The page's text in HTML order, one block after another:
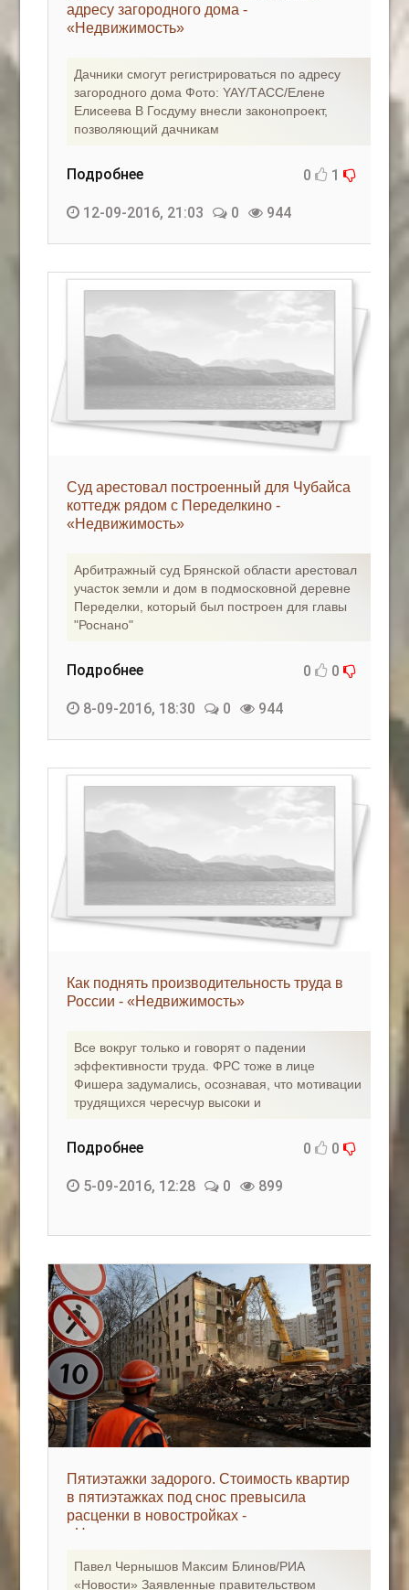
адресу загородного дома -
«Недвижимость»
Дачники смогут регистрироваться по адресу
загородного дома Фото: YAY/ТАСС/Елене
Елисеева В Госдуму внесли законопроект,
позволяющий дачникам
Подробнее 0 1
12-09-2016, 21:03 0 944
Суд арестовал построенный для Чубайса
коттедж рядом с Переделкино -
«Недвижимость»
Арбитражный суд Брянской области арестовал
участок земли и дом в подмосковной деревне
Переделки, который был построен для главы
"Роснано"
Подробнее 0 0
8-09-2016, 18:30 0 944
Как поднять производительность труда в
России - «Недвижимость»
Все вокруг только и говорят о падении
эффективности труда. ФРС тоже в лице
Фишера задумались, осознавая, что мотивации
трудящихся чересчур высоки и
Подробнее 0 0
5-09-2016, 12:28 0 899
Пятиэтажки задорого. Стоимость квартир
в пятиэтажках под снос превысила
расценки в новостройках -
«Недвижимость»
Павел Чернышов Максим Блинов/РИА
«Новости» Заявленные правительством